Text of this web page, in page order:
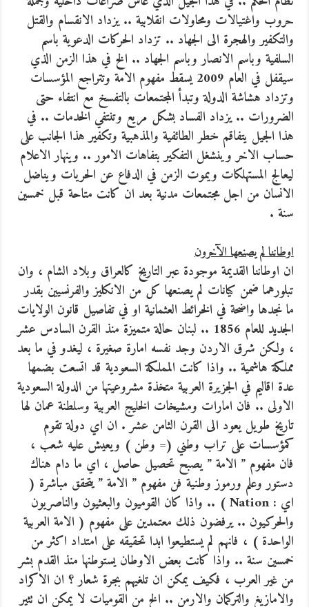
حروب واغتيالات ومحاولات انقلابية .. يزداد الانقسام والقتل
والتكفير والهجرة الى الجهاد .. تزداد الحركات الدعوية باسم
السلفية وباسم الانصار وباسم الجهاد .. الخ في هذا الزمن الذي
سيقفل في العام 2009 يسقط مفهوم الامة وتتراجع المؤسسات
وتزداد هشاشة الدولة وتبدأ المجتمعات بالتفسخ مع انتفاء حتى
الضرورات .. يزداد الفساد بشكل مريع وتنتفي الخدمات .. في
هذا الجيل يتفاقم خطر الطائفية والمذهبية وتكفير هذا الجانب على
حساب الاخر وينشغل التفكير بتفاهات الامور .. وينهار الاعلام
ليعالج المستهلكات ويموت الزمن في الدفاع عن الحريات ويناضل
الانسان من اجل مجتمعات مدنية بعد ان كانت متاحة قبل خمسين
سنة .
اوطاننا لم يصنعها الآخرون
ان اوطاننا القديمة موجودة عبر التاريخ كالعراق وبلاد الشام ، وان
تبلورهما ضمن كيانات لم يصنعها كل من الانكليز والفرنسيين بقدر
ما نجدها واضحة في الخرائط العثمانية او في تفاصيل قانون الولايات
الجديد للعام 1856 .. لبنان حالة متميزة منذ القرن السادس عشر
، ولكن شرق الاردن وجد نفسه امارة صغيرة ، ليغدو في ما بعد
مملكة هاشمية .. واذا كانت المملكة السعودية قد اتسعت بضمها
عدة اقاليم في الجزيرة العربية متخذة مشروعيتها من الدولة السعودية
الاولى .. فان امارات ومشيخات الخليج العربية وسلطنة عمان لها
تاريخ طويل يعود الى القرن الثامن عشر . ان اي دولة تقوم
كمؤسسات على تراب وطني (= وطن ) ويعيش عليه شعب ،
فان مفهوم ” الامة ” يصبح تحصيل حاصل ، اي ما دام هناك
دستور وعلم ورموز وطنية فن مفهوم ” الامة ” يتحقق مباشرة (
اي : Nation ) .. واذا كان القوميون والبعثيون والناصريون
والحركيون .. يرفضون ذلك معتمدين على مفهوم ( الامة العربية
الواحدة ) ، فانهم لم يستطيعوا ابدا تحقيقه على امتداد اكثر من
خمسين سنة .. واذا كانت بعض الاوطان يستوطنها منذ القدم بشر
من غير العرب ، فكيف يمكن ان تلغيهم بجرة شعار ؟ ان الاكراد
والامازيغ والتركمان والارمن .. الخ من القوميات لا يمكن ان تثير